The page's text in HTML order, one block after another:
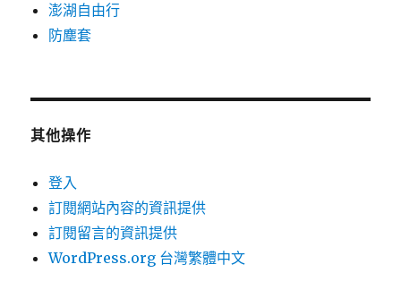
澎湖自由行
防塵套
其他操作
登入
訂閱網站內容的資訊提供
訂閱留言的資訊提供
WordPress.org 台灣繁體中文